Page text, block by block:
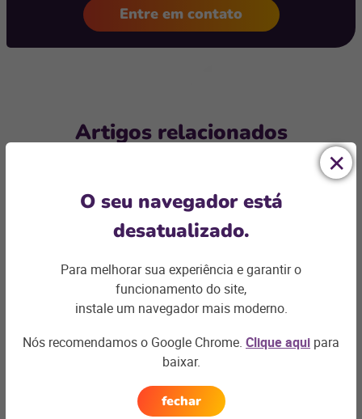
Entre em contato
Artigos relacionados
Fórum ECBR 2023: confira os
principais insights do evento
O seu navegador está
desatualizado.
Para melhorar sua experiência e garantir o
funcionamento do site,
instale um navegador mais moderno.
Nós recomendamos o Google Chrome. Clique aqui para
baixar.
fechar